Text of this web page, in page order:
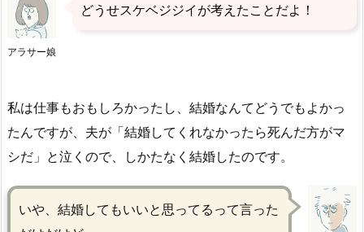
アラサー娘
どうせスケベジジイが考えたことだよ！
私は仕事もおもしろかったし、結婚なんてどうでもよかっ
たんですが、夫が「結婚してくれなかったら死んだ方がマ
シだ」と泣くので、しかたなく結婚したのです。
いや、結婚してもいいと思ってるって言った